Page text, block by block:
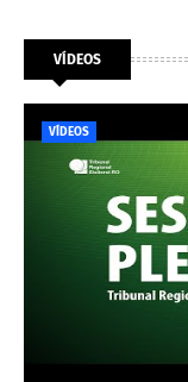
VÍDEOS
VÍDEOS